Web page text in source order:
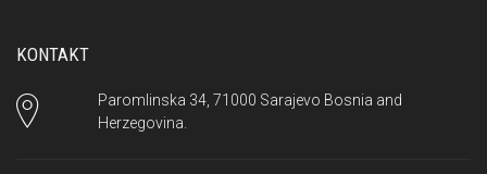
KONTAKT
Paromlinska 34, 71000 Sarajevo Bosnia and
Herzegovina.